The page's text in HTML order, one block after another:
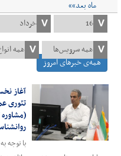
ماه بعد»»
همه‌ی خبرهای امروز
آغاز
با توجه